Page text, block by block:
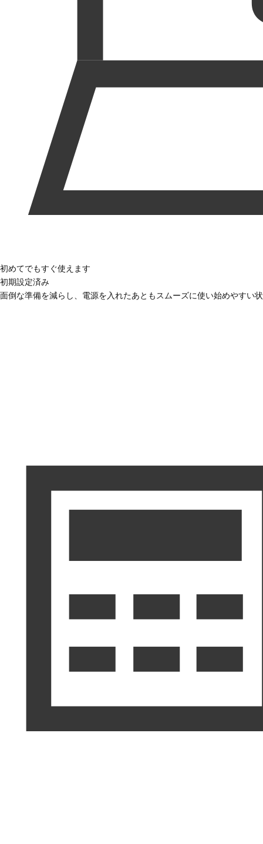
初めてでもすぐ使えます
初期設定済み
面倒な準備を減らし、電源を入れたあともスムーズに使い始めやすい